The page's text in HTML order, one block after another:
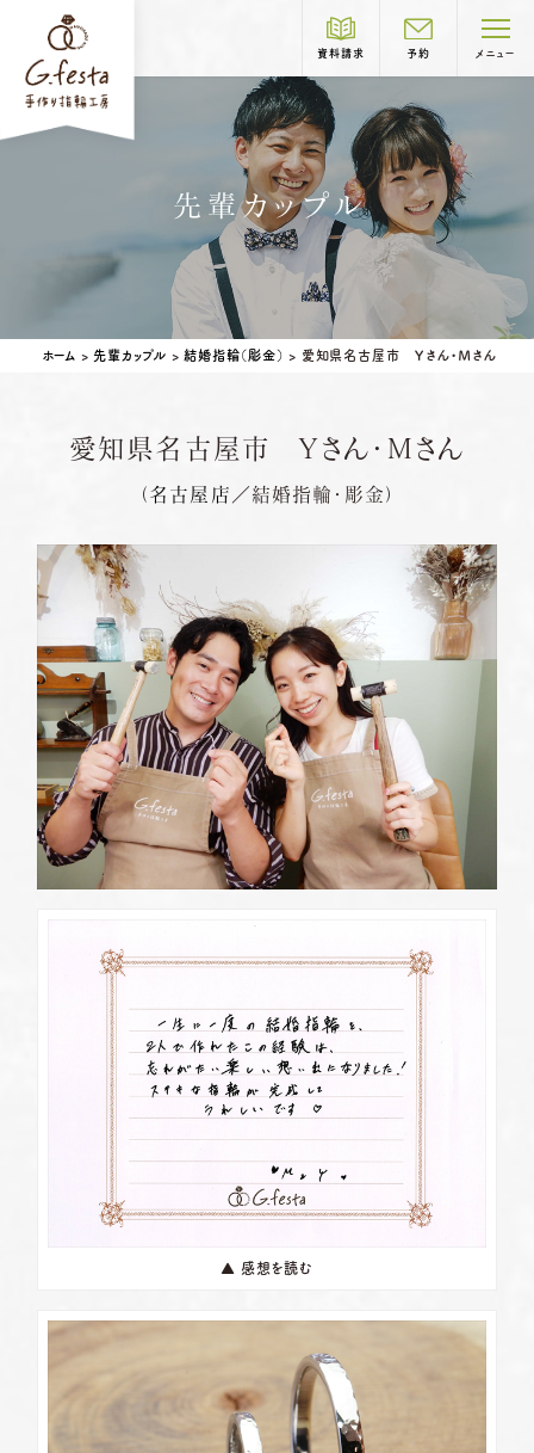
資料請求 予約 メニュー
G.festaについて
制作コース紹介
COURSE
結婚指輪 婚約指輪
ベビーリング 結婚記念日リング
デザイン事例
お店を探す
資料請求
ブログ・新着情報
先輩カップル
ホーム > 先輩カップル >結婚指輪（彫金） > 愛知県名古屋市 Ｙさん・Ｍさん
愛知県名古屋市 Ｙさん・Ｍさん
（名古屋店／結婚指輪・彫金）
▲ 感想を読む
岐阜本店 TEL.058-265-2756
※祝日の場合は営業
名古屋店 TEL.052-261-6676
定休日
岡崎店 TEL.0564-74-8033
営業時間 10:00〜18:30
定休日
火曜日・水曜日
※祝日の場合は営業
三重店 TEL.059-392-6577
営業時間 10:00〜18:30
定休日
火曜日・水曜日
※祝日の場合は営業
浜松店 TEL.053-455-2177
10:00〜18:30
定休日
火曜日・水曜日